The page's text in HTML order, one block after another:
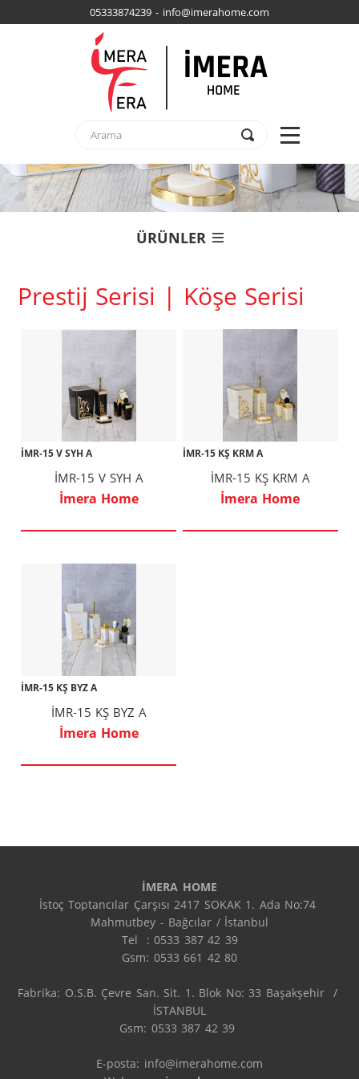
05333874239 - info@imerahome.com
ÜRÜNLER
Prestij Serisi | Köşe Serisi
İMR-15 V SYH A
İMR-15 V SYH A
İmera Home
İMR-15 KŞ KRM A
İMR-15 KŞ KRM A
İmera Home
İMR-15 KŞ BYZ A
İMR-15 KŞ BYZ A
İmera Home
İMERA HOME
İstoç Toptancılar Çarşısı 2417 SOKAK 1. Ada No:74
Mahmutbey - Bağcılar / İstanbul
Tel  : 0533 387 42 39
Gsm: 0533 661 42 80
Fabrika: O.S.B. Çevre San. Sit. 1. Blok No: 33 Başakşehir  /
İSTANBUL
Gsm: 0533 387 42 39
E-posta: info@imerahome.com